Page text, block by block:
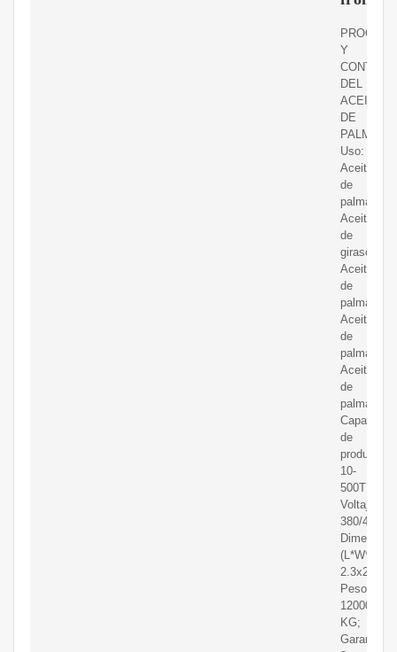
Y
CONTROL
DEL
ACEITE
DE
PALMA.
Uso:
Aceite
de
palma
Aceite
de
girasol
Aceite
de
palma
Aceite
de
palma
Aceite
de
palma;
Capacidad
de
10-
500TPD;
Voltaje:
380/440;
Dimensión
(L*W*H):
2.3x2.8x3
Peso:
12000
KG;
Garantía: